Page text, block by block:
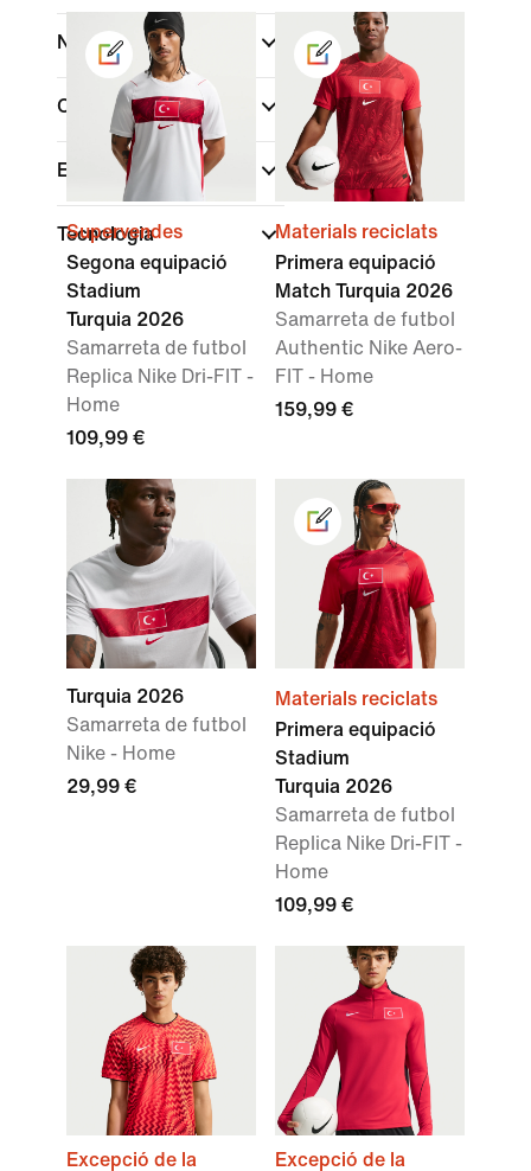
Nen/a
Compra per preu
En oferta
Tecnologia
Supervendes
Segona equipació
Stadium
Turquia 2026
Samarreta de futbol
Replica Nike Dri-FIT -
Home
109,99 €
Materials reciclats
Primera equipació
Match Turquia 2026
Samarreta de futbol
Authentic Nike Aero-
FIT - Home
159,99 €
Turquia 2026
Samarreta de futbol
Nike - Home
29,99 €
Materials reciclats
Primera equipació
Stadium
Turquia 2026
Samarreta de futbol
Replica Nike Dri-FIT -
Home
109,99 €
Excepció de la
Excepció de la